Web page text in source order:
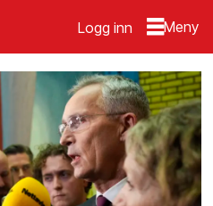
Logg inn